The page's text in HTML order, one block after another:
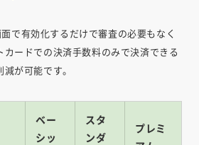
で有効化するだけで審査の必要もなく
ードでの決済手数料のみで決済できる
が可能です。
ベー
シッ
スタ
ンダ
プレミ